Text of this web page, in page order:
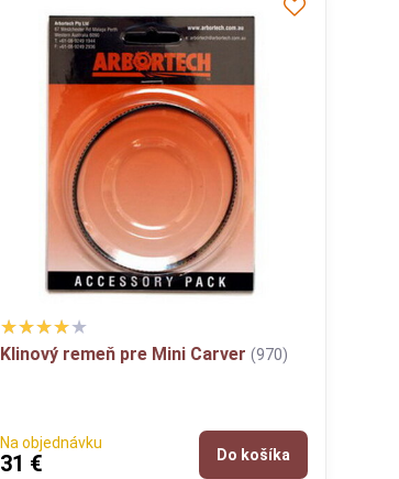
Klinový remeň pre Mini Carver (970)
Na objednávku
31 € Do košíka